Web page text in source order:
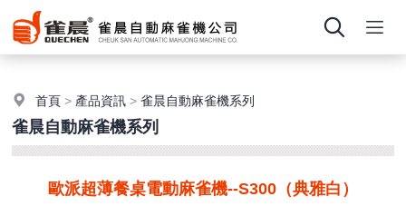
首頁 > 產品資訊 >雀晨自動麻雀機系列
雀晨自動麻雀機系列
歐派超薄餐桌電動麻雀機--S300（典雅白）